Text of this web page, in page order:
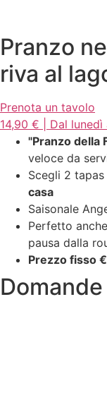
Pranzo
riva al
Prenota un tavolo
14,90 € | Dal
"Pranzo della
veloce da
Scegli 2 tapas
casa
Saisonale
Perfetto
pausa dalla
Prezzo fisso